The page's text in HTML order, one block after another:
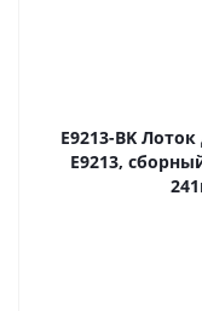
E9213-BK
E9213,